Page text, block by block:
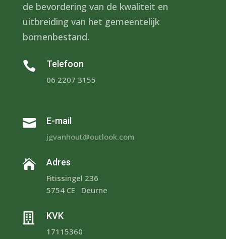
de bevordering van de kwaliteit en
uitbreiding van het gemeentelijk
bomenbestand.
 Telefoon
06 2207 3155
 E-mail
jgvanhout@outlook.com
 Adres
Fitissingel 236
5754 CE Deurne
 KVK
17115360